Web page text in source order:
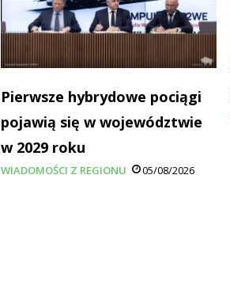
Pierwsze hybrydowe pociągi
pojawią się w województwie
w 2029 roku
WIADOMOŚCI Z REGIONU 05/08/2026